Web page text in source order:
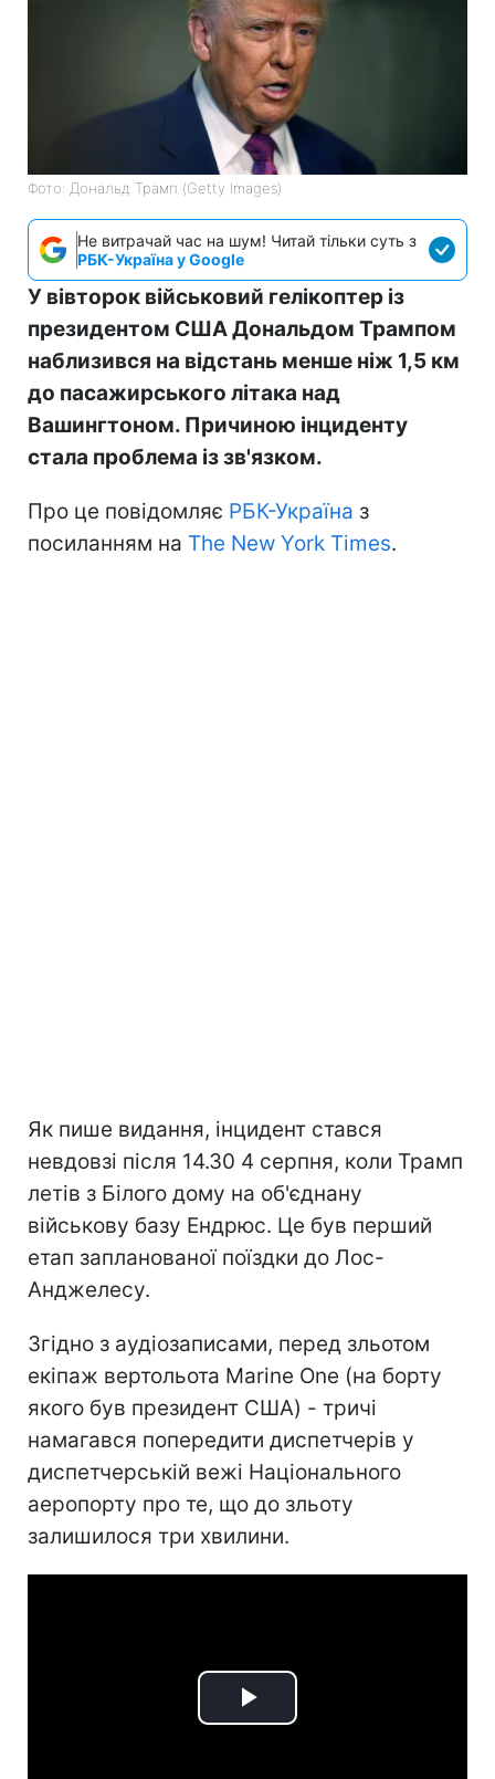
Фото: Дональд Трамп (Getty Images)
Не витрачай час на шум! Читай тільки суть з
РБК-Україна у Google
У вівторок військовий гелікоптер із
президентом США Дональдом Трампом
наблизився на відстань менше ніж 1,5 км
до пасажирського літака над
Вашингтоном. Причиною інциденту
стала проблема із зв'язком.
Про це повідомляє РБК-Україна з
посиланням на The New York Times.
Як пише видання, інцидент стався
невдовзі після 14.30 4 серпня, коли Трамп
летів з Білого дому на об'єднану
військову базу Ендрюс. Це був перший
етап запланованої поїздки до Лос-
Анджелесу.
Згідно з аудіозаписами, перед зльотом
екіпаж вертольота Marine One (на борту
якого був президент США) - тричі
намагався попередити диспетчерів у
диспетчерській вежі Національного
аеропорту про те, що до зльоту
залишилося три хвилини.
Play